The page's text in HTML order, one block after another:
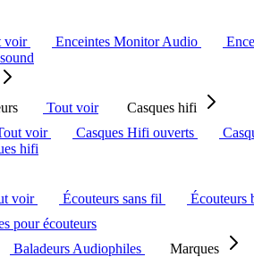
voir Enceintes Monitor Audio
Tout voir
Casques hifi
voir Casques Hifi ouverts
hifi
voir Écouteurs sans fil Écouteurs
pour écouteurs
Baladeurs Audiophiles
Marques